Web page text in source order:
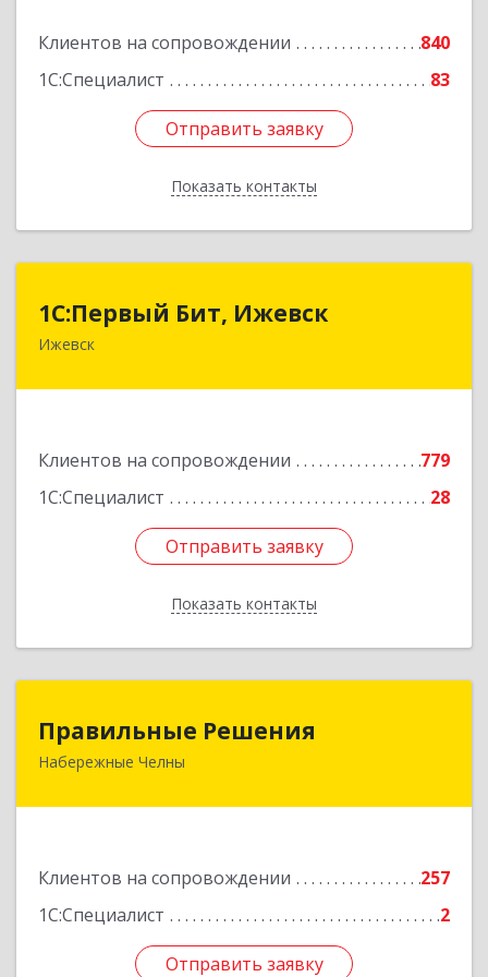
Клиентов на сопровождении
840
1С:Специалист
83
Отправить заявку
Показать контакты
Отправить заявку
Назад
1С:Первый Бит, Ижевск
Ижевск
Клиентов на сопровождении
779
1С:Специалист
28
Отправить заявку
Показать контакты
1С:Первый Бит, Ижевск
Отправить заявку
Назад
Правильные Решения
Набережные Челны
Клиентов на сопровождении
257
1С:Специалист
2
Отправить заявку
423832, Татарстан Респ, Набережные Челны г,
Отправить заявку